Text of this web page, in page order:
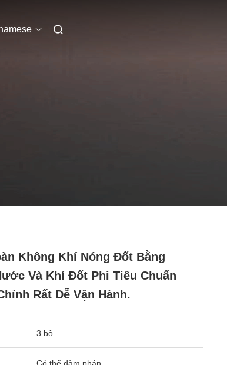
Không Khí Nóng Đốt Bằng
Và Khí Đốt Phi Tiêu Chuẩn
Rất Dễ Vận Hành.
3 bộ